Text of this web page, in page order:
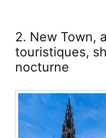
2. New Town,
touristiques,
nocturne